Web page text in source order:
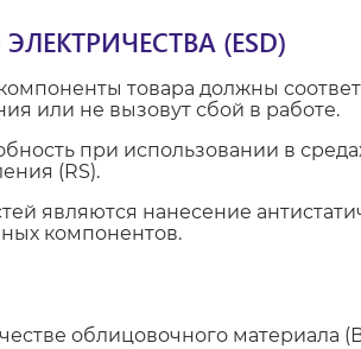
(ESD)
товара должны
или не вызовут сбой в работе.
при использовании в
(RS).
являются нанесение
компонентов.
облицовочного материала